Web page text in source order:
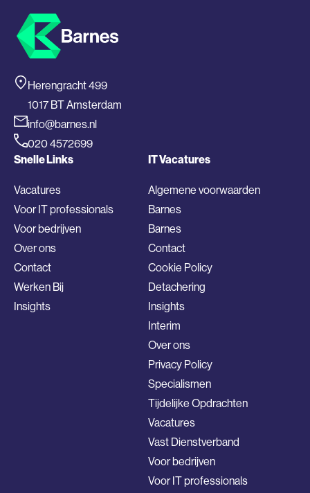
Herengracht 499
1017 BT Amsterdam
info@barnes.nl
020 4572699
Snelle Links
Vacatures
Voor IT professionals
Voor bedrijven
Over ons
Contact
Werken Bij
Insights
IT Vacatures
Algemene voorwaarden
Barnes
Barnes
Contact
Cookie Policy
Detachering
Insights
Interim
Over ons
Privacy Policy
Specialismen
Tijdelijke Opdrachten
Vacatures
Vast Dienstverband
Voor bedrijven
Voor IT professionals